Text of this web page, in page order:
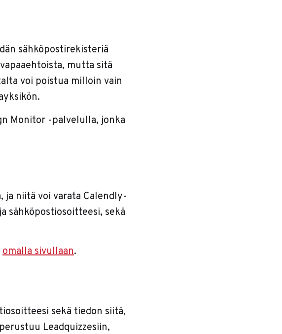
sähköpostirekisteriä
mutta sitä
voi poistua milloin vain
Monitor -palvelulla, jonka
ja niitä voi varata Calendly-
sähköpostiosoitteesi, sekä
omalla sivullaan.
sekä tiedon siitä,
Leadquizzesiin,